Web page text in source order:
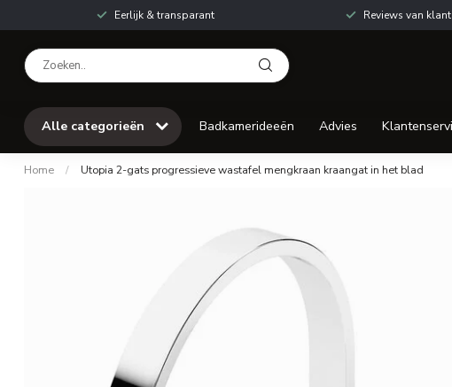
Eerlijk & transparant Reviews van
Alle categorieën Badkamerideeën Advies
Home /
Utopia 2-gats progressieve wastafel mengkraan kraangat in het blad